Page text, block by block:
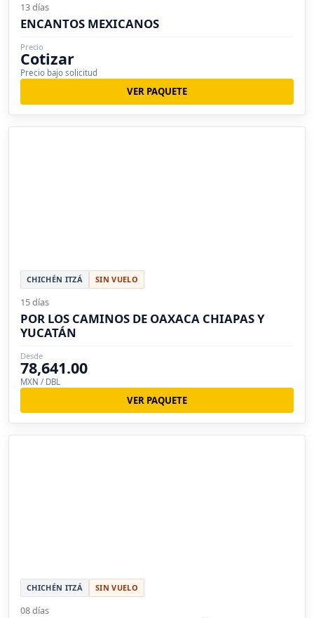
13 días
ENCANTOS MEXICANOS
Precio
Cotizar
Precio bajo solicitud
VER PAQUETE
CHICHÉN ITZÁ SIN VUELO
15 días
POR LOS CAMINOS DE OAXACA CHIAPAS Y
YUCATÁN
Desde
78,641.00
MXN / DBL
VER PAQUETE
CHICHÉN ITZÁ SIN VUELO
08 días